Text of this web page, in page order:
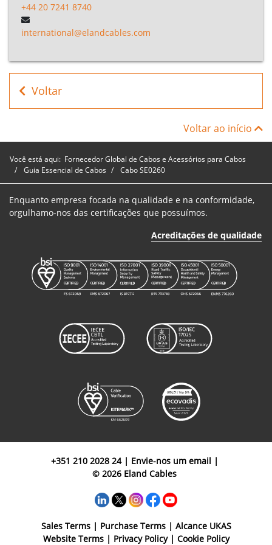
+44 20 7241 8740
international@elandcables.com
Voltar
Voltar ao início
Você está aqui: Fornecedor Global de Cabos e Acessórios para Cabos
Guia Essencial de Cabos
Cabo SE0260
Enquanto empresa focada na qualidade e na conformidade,
orgulhamo-nos das certificações que possuímos.
Acreditações de qualidade
+351 210 2028 24| Envie-nos um email |
© 2026 Eland Cables
Sales Terms| Purchase Terms| Alcance UKAS
Website Terms| Privacy Policy| Cookie Policy